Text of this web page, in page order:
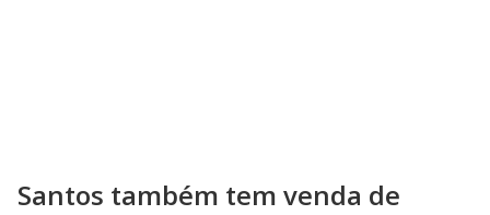
Santos também tem venda de